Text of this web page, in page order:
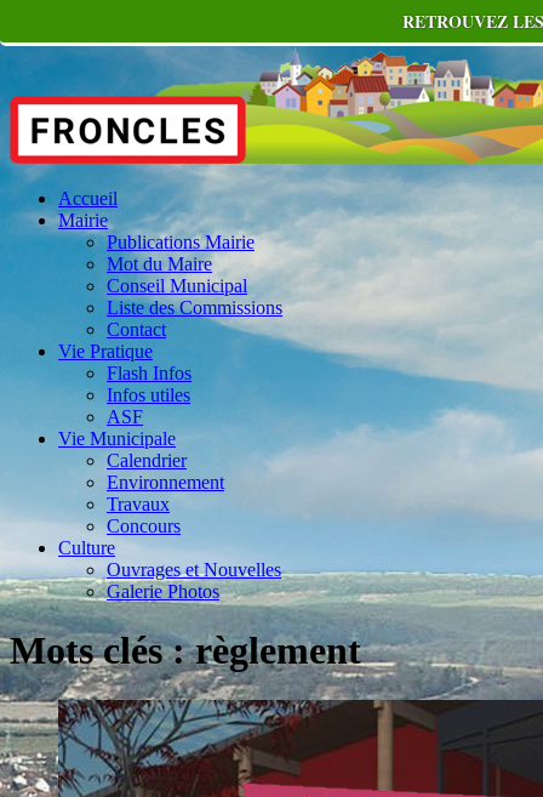
Accueil
Mairie
Publications Mairie
Mot du Maire
Conseil Municipal
Liste des Commissions
Contact
Vie Pratique
Flash Infos
Infos utiles
ASF
Vie Municipale
Calendrier
Environnement
Travaux
Concours
Culture
Ouvrages et Nouvelles
Galerie Photos
Mots clés : règlement
RETROUVEZ